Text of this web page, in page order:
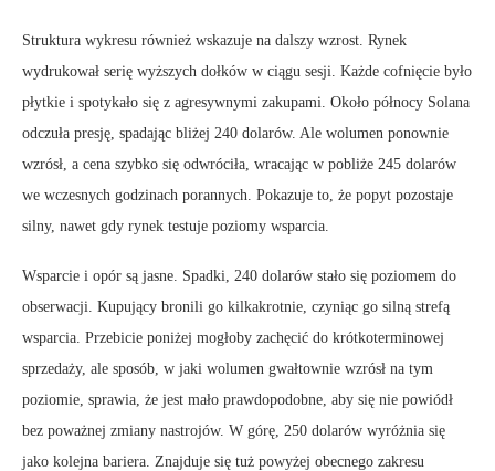
Struktura wykresu również wskazuje na dalszy wzrost. Rynek
wydrukował serię wyższych dołków w ciągu sesji. Każde cofnięcie było
płytkie i spotykało się z agresywnymi zakupami. Około północy Solana
odczuła presję, spadając bliżej 240 dolarów. Ale wolumen ponownie
wzrósł, a cena szybko się odwróciła, wracając w pobliże 245 dolarów
we wczesnych godzinach porannych. Pokazuje to, że popyt pozostaje
silny, nawet gdy rynek testuje poziomy wsparcia.
Wsparcie i opór są jasne. Spadki, 240 dolarów stało się poziomem do
obserwacji. Kupujący bronili go kilkakrotnie, czyniąc go silną strefą
wsparcia. Przebicie poniżej mogłoby zachęcić do krótkoterminowej
sprzedaży, ale sposób, w jaki wolumen gwałtownie wzrósł na tym
poziomie, sprawia, że jest mało prawdopodobne, aby się nie powiódł
bez poważnej zmiany nastrojów. W górę, 250 dolarów wyróżnia się
jako kolejna bariera. Znajduje się tuż powyżej obecnego zakresu